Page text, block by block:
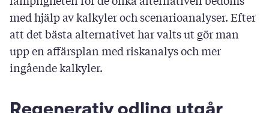
0/
Svara
med hjälp av kalkyler och scenarioanalyser. Efter
att det bästa alternativet har valts ut gör man
upp en affärsplan med riskanalys och mer
ingående kalkyler.
Regenerativ odling utgår